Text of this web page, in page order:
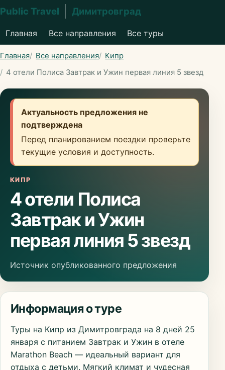
Public Travel Димитровград
Главная Все направления Все туры
Главная Все направления
Кипр
4 отели Полиса Завтрак и Ужин первая линия 5 звезд
Актуальность предложения не
подтверждена
Перед планированием поездки проверьте
текущие условия и доступность.
КИПР
4 отели Полиса
Завтрак и Ужин
первая линия 5 звезд
Источник опубликованного предложения
Информация о туре
Туры на Кипр из Димитровграда на 8 дней 25
января с питанием Завтрак и Ужин в отеле
Marathon Beach — идеальный вариант для
отдыха с детьми. Мягкий климат и чудесная